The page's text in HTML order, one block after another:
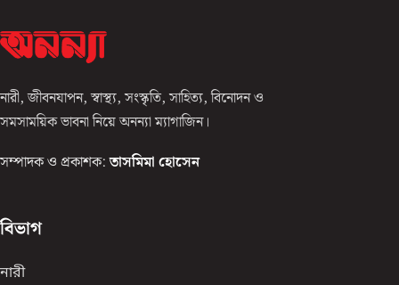
নারী, জীবনযাপন, স্বাস্থ্য, সংস্কৃতি, সাহিত্য, বিনোদন ও
সমসাময়িক ভাবনা নিয়ে অনন্যা ম্যাগাজিন।
সম্পাদক ও প্রকাশক: তাসমিমা হোসেন
বিভাগ
নারী